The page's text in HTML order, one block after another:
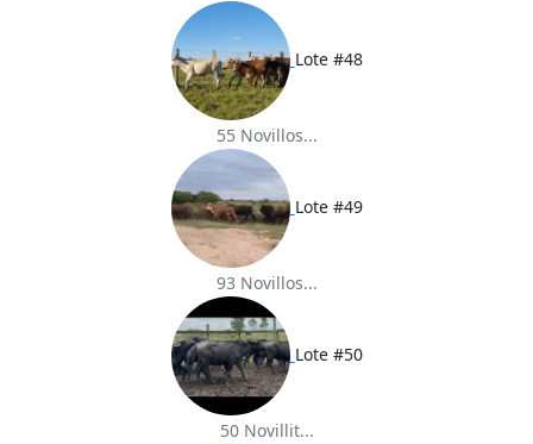
Lote #48
55 Novillos...
Lote #49
93 Novillos...
Lote #50
50 Novillit...